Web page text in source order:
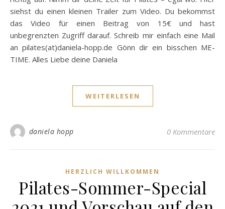
siehst du einen kleinen Trailer zum Video. Du bekommst
das Video für einen Beitrag von 15€ und hast
unbegrenzten Zugriff darauf. Schreib mir einfach eine Mail
an pilates(at)daniela-hopp.de Gönn dir ein bisschen ME-
TIME. Alles Liebe deine Daniela
WEITERLESEN
daniela hopp 0 Kommentare
HERZLICH WILLKOMMEN
Pilates-Sommer-Special